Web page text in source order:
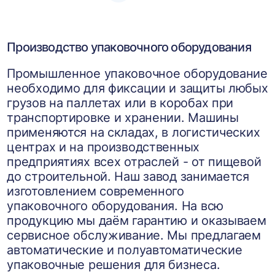
Производство упаковочного оборудования
Промышленное упаковочное оборудование
необходимо для фиксации и защиты любых
грузов на паллетах или в коробах при
транспортировке и хранении. Машины
применяются на складах, в логистических
центрах и на производственных
предприятиях всех отраслей - от пищевой
до строительной. Наш завод занимается
изготовлением современного
упаковочного оборудования. На всю
продукцию мы даём гарантию и оказываем
сервисное обслуживание. Мы предлагаем
автоматические и полуавтоматические
упаковочные решения для бизнеса.